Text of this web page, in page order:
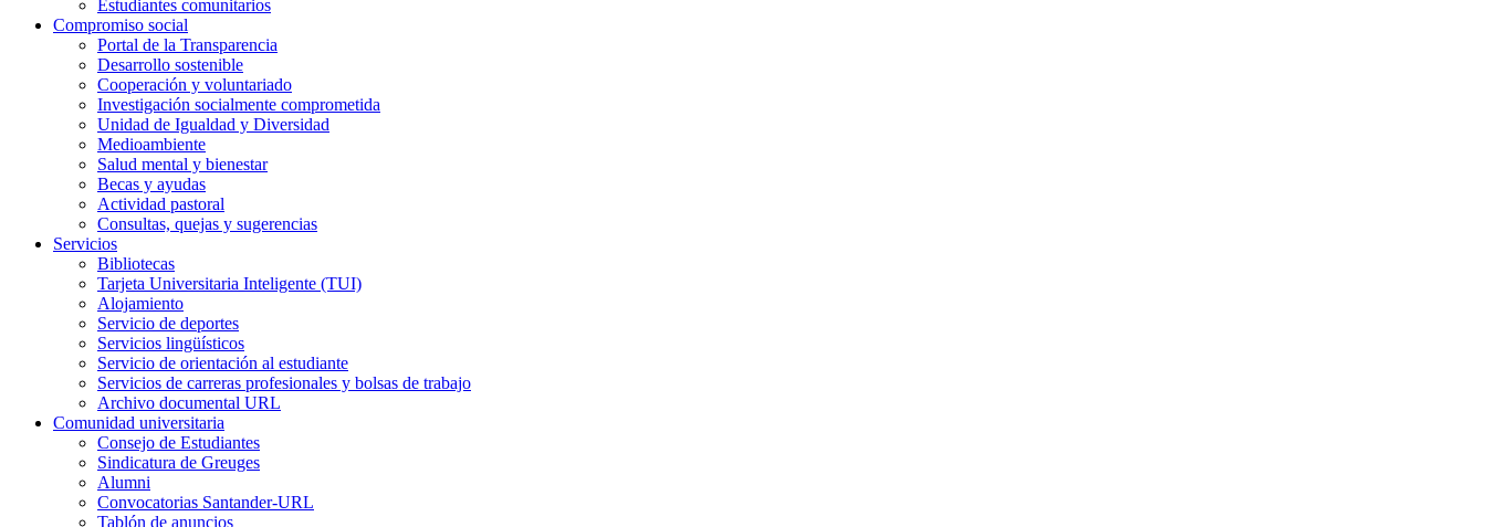
Estudiantes comunitarios
Compromiso social
Portal de la Transparencia
Desarrollo sostenible
Cooperación y voluntariado
Investigación socialmente comprometida
Unidad de Igualdad y Diversidad
Medioambiente
Salud mental y bienestar
Becas y ayudas
Actividad pastoral
Consultas, quejas y sugerencias
Servicios
Bibliotecas
Tarjeta Universitaria Inteligente (TUI)
Alojamiento
Servicio de deportes
Servicios lingüísticos
Servicio de orientación al estudiante
Servicios de carreras profesionales y bolsas de trabajo
Archivo documental URL
Comunidad universitaria
Consejo de Estudiantes
Sindicatura de Greuges
Alumni
Convocatorias Santander-URL
Tablón de anuncios